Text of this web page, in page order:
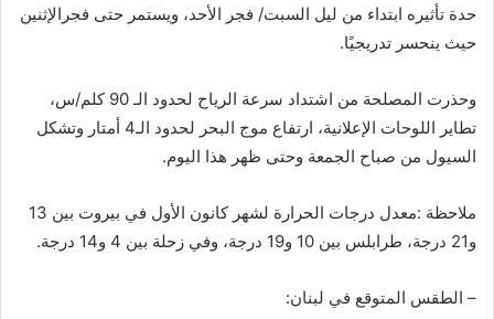
حدة تأثيره ابتداء من ليل السبت/ فجر الأحد، ويستمر حتى فجرالإثنين
حيث ينحسر تدريجيًا.
وحذرت المصلحة من اشتداد سرعة الرياح لحدود الـ 90 كلم/س،
تطاير اللوحات الإعلانية، ارتفاع موج البحر لحدود الـ4 أمتار وتشكل
السيول من صباح الجمعة وحتى ظهر هذا اليوم.
ملاحظة :معدل درجات الحرارة لشهر كانون الأول في بيروت بين 13
و21 درجة، طرابلس بين 10 و19 درجة، وفي زحلة بين 4 و14 درجة.
– الطقس المتوقع في لبنان: